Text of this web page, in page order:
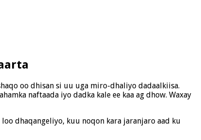
oo dhisan si uu uga miro-dhaliyo dadaalkiisa.
naftaada iyo dadka kale ee kaa ag dhow. Waxay
dhaqangeliyo, kuu noqon kara jaranjaro aad ku